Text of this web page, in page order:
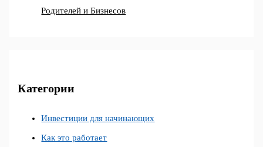
Родителей и Бизнесов
Категории
Инвестиции для начинающих
Как это работает